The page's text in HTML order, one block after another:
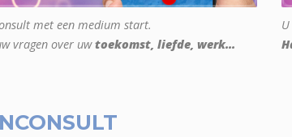
met een medium start.
vragen over uwtoekomst, liefde, werk...